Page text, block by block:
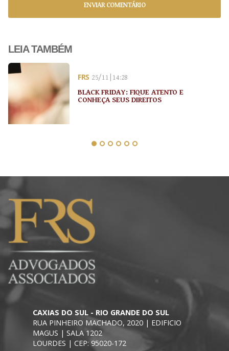
ENVIAR COMENTÁRIO
LEIA TAMBÉM
FRS 25/11 | 14:28
BLACK FRIDAY: FIQUE ATENTO E
CONHEÇA SEUS DIREITOS
CAXIAS DO SUL - RIO GRANDE DO SUL
RUA PINHEIRO MACHADO, 2020 | EDIFICIO
MAGUS | SALA 1202
LOURDES | CEP: 95020-172